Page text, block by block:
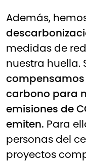
Además,
medidas de
nuestra huella.
carbono para
emisiones de
emiten. Para
personas del
proyectos